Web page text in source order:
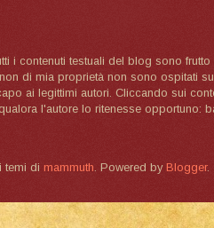
i contenuti testuali del blog sono
di mia proprietà non sono ospitati
ai legittimi autori. Cliccando sui
l'autore lo ritenesse opportuno:
temi di mammuth . Powered by Blogger.